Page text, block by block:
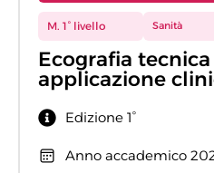
M. 1° livello Sanità
Ecografia
applicazione
Edizione 1°
Anno accademico